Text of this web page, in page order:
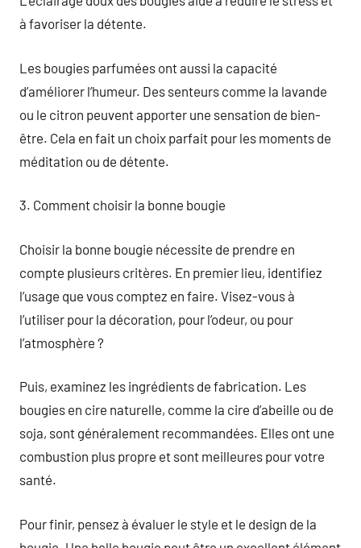
à favoriser la détente.
Les bougies parfumées ont aussi la capacité
d’améliorer l’humeur. Des senteurs comme la lavande
ou le citron peuvent apporter une sensation de bien-
être. Cela en fait un choix parfait pour les moments de
méditation ou de détente.
3. Comment choisir la bonne bougie
Choisir la bonne bougie nécessite de prendre en
compte plusieurs critères. En premier lieu, identifiez
l’usage que vous comptez en faire. Visez-vous à
l’utiliser pour la décoration, pour l’odeur, ou pour
l’atmosphère ?
Puis, examinez les ingrédients de fabrication. Les
bougies en cire naturelle, comme la cire d’abeille ou de
soja, sont généralement recommandées. Elles ont une
combustion plus propre et sont meilleures pour votre
santé.
Pour finir, pensez à évaluer le style et le design de la